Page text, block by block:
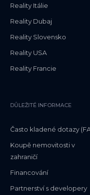
Reality Itálie
Reality Dubaj
Reality Slovensko
Reality USA
Reality Francie
DŮLEŽITÉ INFORMACE
Často kladené dotazy
Koupě nemovitosti v
zahraničí
Financování
Partnerství s developery